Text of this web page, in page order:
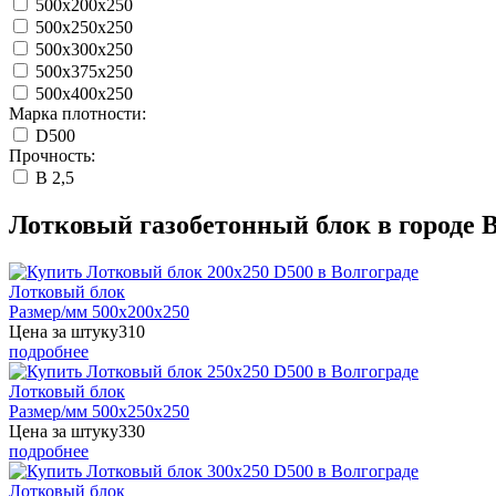
500x200x250
500x250x250
500x300x250
500x375x250
500x400x250
Марка плотности:
D500
Прочность:
B 2,5
Лотковый газобетонный блок в городе
Лотковый блок
Размер/мм 500x200x250
Цена за штуку310
подробнее
Лотковый блок
Размер/мм 500x250x250
Цена за штуку330
подробнее
Лотковый блок